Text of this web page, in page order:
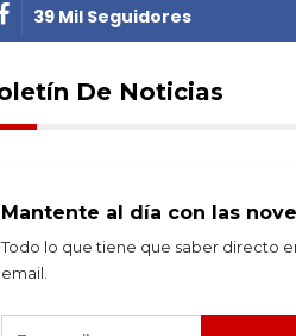
39 Mil Seguidores
De Noticias
Mantente al día con las
Todo lo que tiene que saber directo
email.